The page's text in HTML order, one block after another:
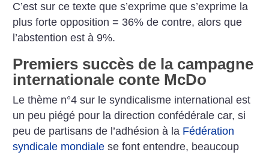
C’est sur ce texte que s’exprime que s’exprime la
plus forte opposition = 36% de contre, alors que
l’abstention est à 9%.
Premiers succès de la campagne
internationale conte McDo
Le thème n°4 sur le syndicalisme international est
un peu piégé pour la direction confédérale car, si
peu de partisans de l’adhésion à la Fédération
syndicale mondiale se font entendre, beaucoup